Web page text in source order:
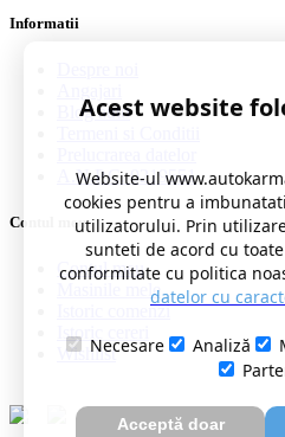
Informatii
Blog auto
A.N.P.C. 0219551
Contul meu
Contul meu
Masinile mele
Istoric comenzi
Istoric cereri
Wishlist
Acest website
Website-ul
cookies pentru a
utilizatorului. Prin
sunteti de acord cu
conformitate cu politica
datelor cu
Necesare Analiză
Acceptă doar